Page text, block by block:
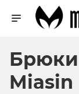
Брюки
Miasin